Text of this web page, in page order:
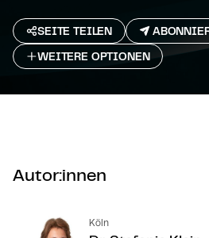
SEITE TEILEN
WEITERE OPTIONEN
Autor:innen
Köln